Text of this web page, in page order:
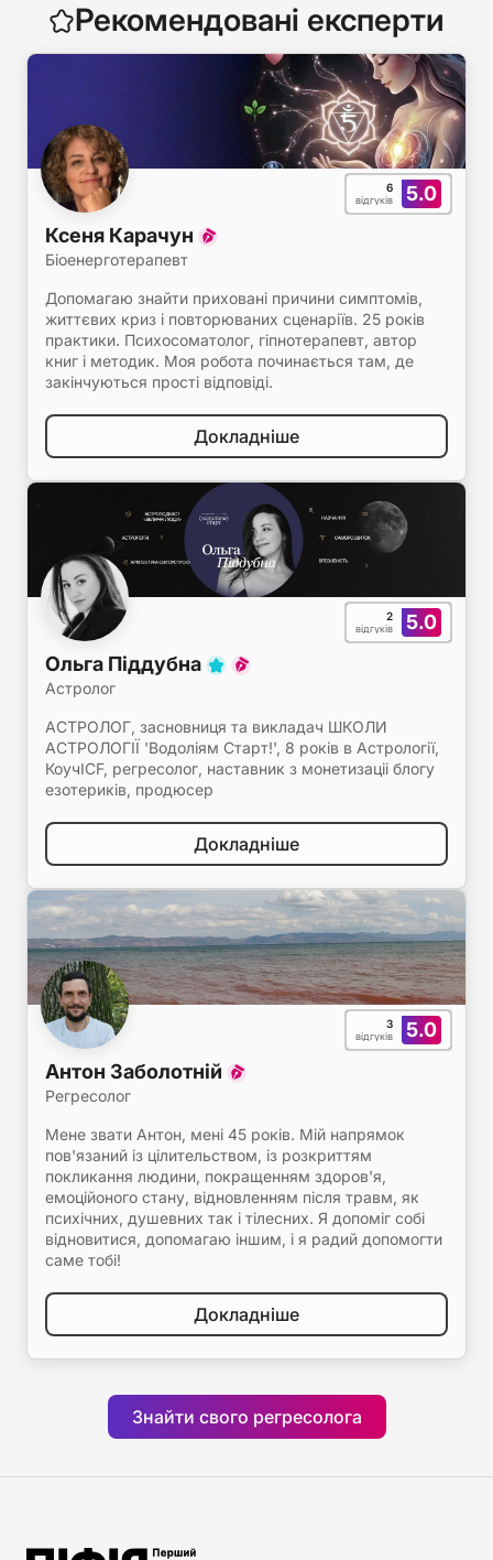
Рекомендовані експерти
5.0
6
відгуків
Ксеня Карачун
Біоенерготерапевт
Допомагаю знайти приховані причини симптомів,
життєвих криз і повторюваних сценаріїв. 25 років
практики. Психосоматолог, гіпнотерапевт, автор
книг і методик. Моя робота починається там, де
закінчуються прості відповіді.
Докладніше
5.0
2
відгуків
Ольга Піддубна
Астролог
АСТРОЛОГ, засновниця та викладач ШКОЛИ
АСТРОЛОГІЇ 'Водоліям Старт!', 8 років в Астрології,
КоучICF, регресолог, наставник з монетизаціі блогу
езотериків, продюсер
Докладніше
5.0
3
відгуків
Антон Заболотній
Регресолог
Мене звати Антон, мені 45 років. Мій напрямок
пов'язаний із цілительством, із розкриттям
покликання людини, покращенням здоров'я,
емоційоного стану, відновленням після травм, як
психічних, душевних так і тілесних. Я допоміг собі
відновитися, допомагаю іншим, і я радий допомогти
саме тобі!
Докладніше
Знайти свого регресолога